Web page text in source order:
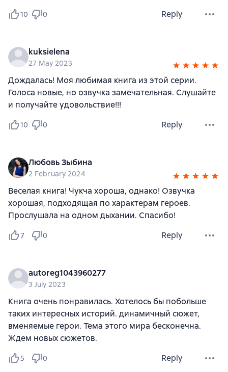
10 0 Reply
kuksielena
27 May 2023
Дождалась! Моя любимая книга из этой серии.
Голоса новые, но озвучка замечательная. Слушайте
и получайте удовольствие!!!
10 0 Reply
Любовь Зыбина
2 February 2024
Веселая книга! Чукча хороша, однако! Озвучка
хорошая, подходящая по характерам героев.
Прослушала на одном дыхании. Спасибо!
7 0 Reply
autoreg1043960277
3 July 2023
Книга очень понравилась. Хотелось бы побольше
таких интересных историй. динамичный сюжет,
вменяемые герои. Тема этого мира бесконечна.
Ждем новых сюжетов.
5 0 Reply